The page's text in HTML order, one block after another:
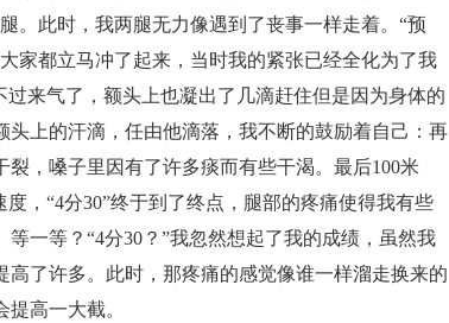
。此时，我两腿无力像遇到了丧事一样走着。“预
家都立马冲了起来，当时我的紧张已经全化为了我
来气了，额头上也凝出了几滴赶住但是因为身体的
上的汗滴，任由他滴落，我不断的鼓励着自己：再
，嗓子里因有了许多痰而有些干渴。最后100米
，“4分30”终于到了终点，腿部的疼痛使得我有些
一等？“4分30？”我忽然想起了我的成绩，虽然我
了许多。此时，那疼痛的感觉像谁一样溜走换来的
高一大截。